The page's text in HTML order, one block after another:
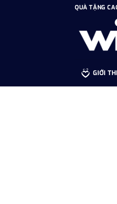
QUÀ TẶNG
GIỚI